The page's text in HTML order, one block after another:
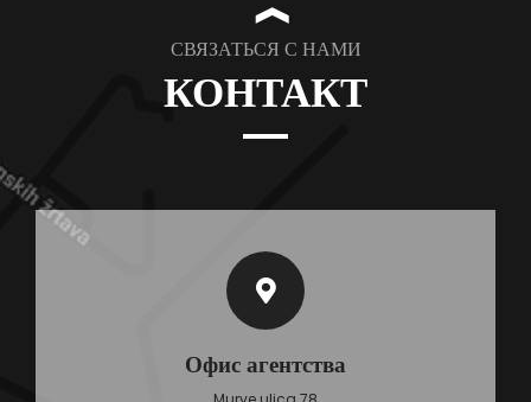
❱
СВЯЗАТЬСЯ С НАМИ
КОНТАКТ
Офис агентства